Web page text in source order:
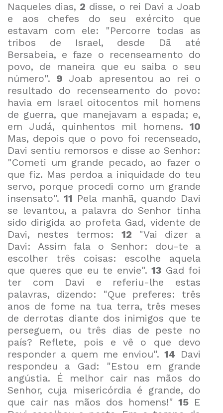
Naqueles dias, 2 disse, o rei Davi a Joab
e aos chefes do seu exército que
estavam com ele: "Percorre todas as
tribos de Israel, desde Dã até
Bersabeia, e faze o recenseamento do
povo, de maneira que eu saiba o seu
número". 9 Joab apresentou ao rei o
resultado do recenseamento do povo:
havia em Israel oitocentos mil homens
de guerra, que manejavam a espada; e,
em Judá, quinhentos mil homens. 10
Mas, depois que o povo foi recenseado,
Davi sentiu remorsos e disse ao Senhor:
"Cometi um grande pecado, ao fazer o
que fiz. Mas perdoa a iniquidade do teu
servo, porque procedi como um grande
insensato". 11 Pela manhã, quando Davi
se levantou, a palavra do Senhor tinha
sido dirigida ao profeta Gad, vidente de
Davi, nestes termos: 12 "Vai dizer a
Davi: Assim fala o Senhor: dou-te a
escolher três coisas: escolhe aquela
que queres que eu te envie". 13 Gad foi
ter com Davi e referiu-lhe estas
palavras, dizendo: "Que preferes: três
anos de fome na tua terra, três meses
de derrotas diante dos inimigos que te
perseguem, ou três dias de peste no
país? Reflete, pois e vê o que devo
responder a quem me enviou".14 Davi
respondeu a Gad: "Estou em grande
angústia. É melhor cair nas mãos do
Senhor, cuja misericórdia é grande, do
que cair nas mãos dos homens!"15 E